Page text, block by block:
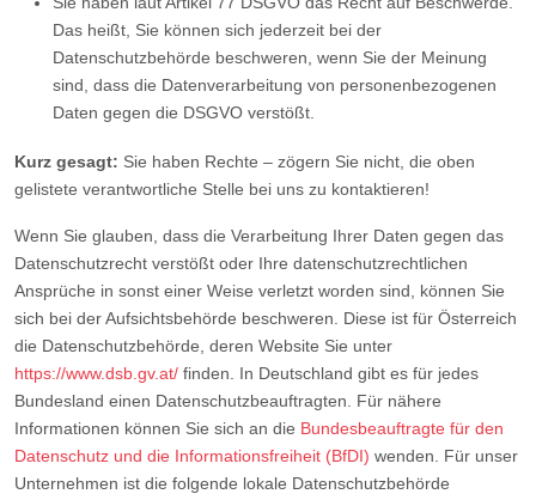
Das heißt, Sie können sich jederzeit bei der
Datenschutzbehörde beschweren, wenn Sie der Meinung
sind, dass die Datenverarbeitung von personenbezogenen
Daten gegen die DSGVO verstößt.
Kurz gesagt: Sie haben Rechte – zögern Sie nicht, die oben
gelistete verantwortliche Stelle bei uns zu kontaktieren!
Wenn Sie glauben, dass die Verarbeitung Ihrer Daten gegen das
Datenschutzrecht verstößt oder Ihre datenschutzrechtlichen
Ansprüche in sonst einer Weise verletzt worden sind, können Sie
sich bei der Aufsichtsbehörde beschweren. Diese ist für Österreich
die Datenschutzbehörde, deren Website Sie unter
https://www.dsb.gv.at/ finden. In Deutschland gibt es für jedes
Bundesland einen Datenschutzbeauftragten. Für nähere
Informationen können Sie sich an die Bundesbeauftragte für den
Datenschutz und die Informationsfreiheit (BfDI) wenden. Für unser
Unternehmen ist die folgende lokale Datenschutzbehörde